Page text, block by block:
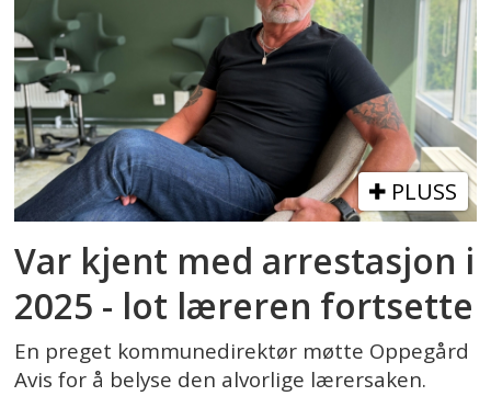
PLUSS
Var kjent med arrestasjon i
2025 - lot læreren fortsette
En preget kommunedirektør møtte Oppegård
Avis for å belyse den alvorlige lærersaken.